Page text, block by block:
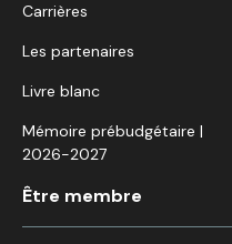
Carrières
Les partenaires
Livre blanc
Mémoire prébudgétaire |
2026-2027
Être membre